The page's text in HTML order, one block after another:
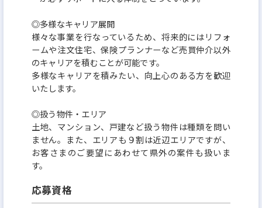
◎多様なキャリア展開
様々な事業を行なっているため、将来的にはリフォ
ームや注文住宅、保険プランナーなど売買仲介以外
のキャリアを積むことが可能です。
多様なキャリアを積みたい、向上心のある方を歓迎
いたします。
◎扱う物件・エリア
土地、マンション、戸建など扱う物件は種類を問い
ません。また、エリアも９割は近辺エリアですが、
お客さまのご要望にあわせて県外の案件も扱いま
す。
応募資格